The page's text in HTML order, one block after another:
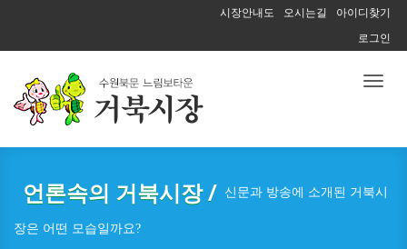
시장안내도 오시는길
아이디찾기
로그인
Toggle
언론속의 거북시장 / 신문과 방송에 소개된 거북시
장은 어떤 모습일까요?